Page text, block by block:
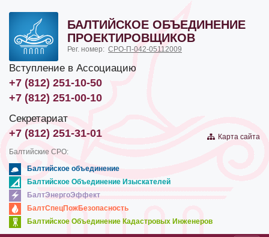
БАЛТИЙСКОЕ ОБЪЕДИНЕНИЕ
ПРОЕКТИРОВЩИКОВ
Рег. номер: СРО-П-042-05112009
Вступление в Ассоциацию
+7 (812) 251-10-50
+7 (812) 251-00-10
Секретариат
+7 (812) 251-31-01
Карта сайта
Балтийские СРО:
Балтийское объединение
Балтийское Объединение Изыскателей
БалтЭнергоЭффект
БалтСпецПожБезопасность
Балтийское Объединение Кадастровых Инженеров